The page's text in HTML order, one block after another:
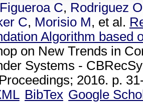
Figueroa C, Rodriguez O
C, Morisio M, et al.
Algorithm based
on New Trends in
Systems -
2016. p.
BibTex Google